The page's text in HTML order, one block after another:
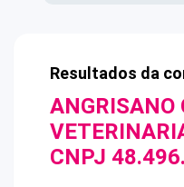
Resultados da
ANGRISANO
CNPJ